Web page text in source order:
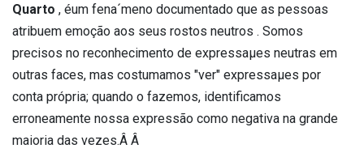
Quarto , éum fena´meno documentado que as pessoas
atribuem emoção aos seus rostos neutros . Somos
precisos no reconhecimento de expressaµes neutras em
outras faces, mas costumamos "ver" expressaµes por
conta própria; quando o fazemos, identificamos
erroneamente nossa expressão como negativa na grande
maioria das vezes.Â Â